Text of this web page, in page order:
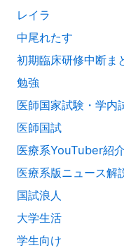
レイラ
中尾れたす
初期臨床研修中断ま
勉強
医師国家試験・学内
医師国試
医療系YouTuber紹介
医療系版ニュース解
国試浪人
大学生活
学生向け